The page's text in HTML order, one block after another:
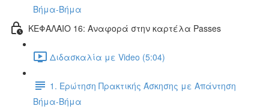
Βήμα-Βήμα
ΚΕΦΑΛΑΙΟ 16: Αναφορά στην καρτέλα Passes
Διδασκαλία με Video (5:04)
1. Ερώτηση Πρακτικής Άσκησης με Απάντηση
Βήμα-Βήμα